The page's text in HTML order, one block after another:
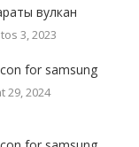
вулкан
3, 2023
for samsung
29, 2024